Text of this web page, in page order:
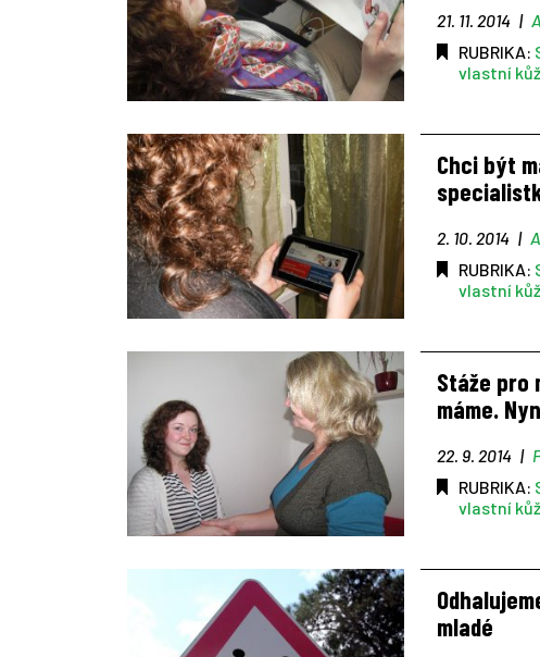
21. 11. 2014 |
RUBRIKA:
vlastní
Chci být
2. 10. 2014 |
RUBRIKA:
vlastní
Stáže pro
máme.
22. 9. 2014 |
RUBRIKA:
vlastní
mladé